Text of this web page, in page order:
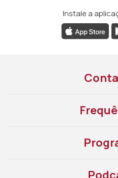
Instale a